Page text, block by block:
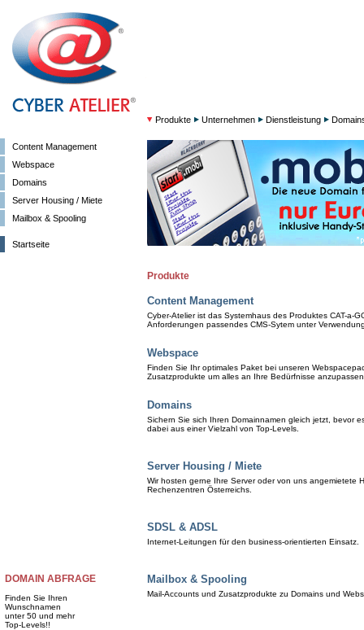
Content Management
Webspace
Domains
Server Housing / Miete
Mailbox & Spooling
Startseite
DOMAIN ABFRAGE
Finden Sie Ihren
Wunschnamen
unter 50 und mehr
Top-Levels!!
Produkte Unternehmen Dienstleistung
Produkte
Content Management
Cyber-Atelier ist das Systemhaus des Produktes CAT-a-
Anforderungen passendes CMS-Sytem unter
Webspace
Finden Sie Ihr optimales Paket bei unseren
Zusatzprodukte um alles an Ihre Bedürfnisse anzupassen
Domains
Sichern Sie sich Ihren Domainnamen gleich jetzt, bevor
dabei aus einer Vielzahl von Top-Levels.
Server Housing / Miete
Wir hosten gerne Ihre Server oder von uns angemietete
Rechenzentren Österreichs.
SDSL & ADSL
Internet-Leitungen für den business-orientierten Einsatz.
Mailbox & Spooling
Mail-Accounts und Zusatzprodukte zu Domains und